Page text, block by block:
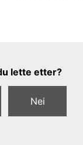
lette etter?
Nei